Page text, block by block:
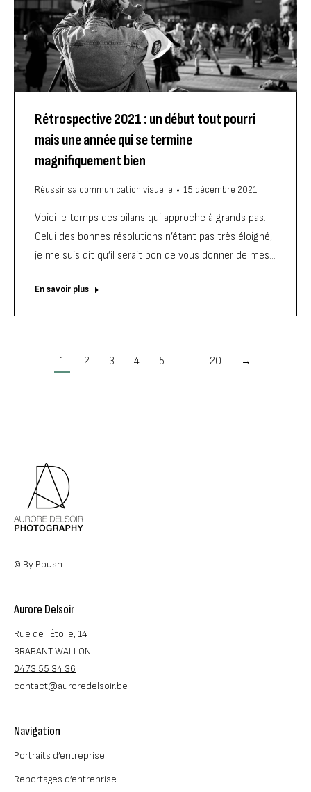
Rétrospective 2021 : un début tout pourri
mais une année qui se termine
magnifiquement bien
Réussir sa communication visuelle 15 décembre 2021
Voici le temps des bilans qui approche à grands pas.
Celui des bonnes résolutions n’étant pas très éloigné,
je me suis dit qu’il serait bon de vous donner de mes…
En savoir plus
1 2 3 4 5 … 20 →
© By Poush
Aurore Delsoir
Rue de l'Étoile, 14
BRABANT WALLON
0473 55 34 36
contact@auroredelsoir.be
Navigation
Portraits d’entreprise
Reportages d’entreprise